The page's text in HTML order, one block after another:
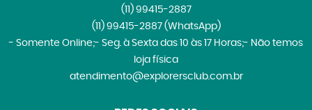
(11)99415-2887
(11)99415-2887 (WhatsApp)
- Somente Online;- Seg. à Sexta das 10 às 17 Horas;- Não temos
loja física
atendimento@explorersclub.com.br